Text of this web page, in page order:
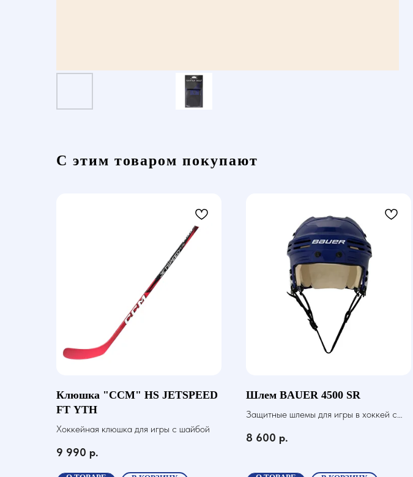
С этим товаром покупают
Клюшка "CCM" HS JETSPEED
FT YTH
Хоккейная клюшка для игры с шайбой
9 990 р.
Шлем BAUER 4500 SR
Защитные шлемы для игры в хоккей с
8 600 р.